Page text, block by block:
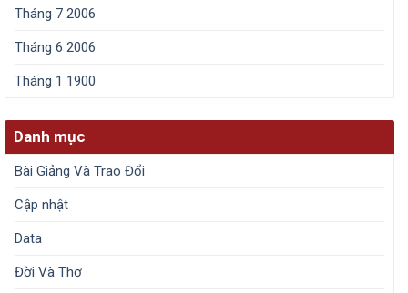
Tháng 7 2006
Tháng 6 2006
Tháng 1 1900
Danh mục
Bài Giảng Và Trao Đổi
Cập nhật
Data
Đời Và Thơ